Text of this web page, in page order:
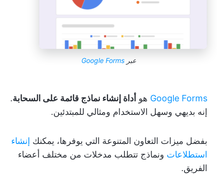
عبرGoogle Forms
Google Forms هو أداة إنشاء نماذج قائمة على السحابة.
إنه بديهي وسهل الاستخدام ومثالي للمبتدئين.
بفضل ميزات التعاون المتنوعة التي يوفرها، يمكنك إنشاء
استطلاعات ونماذج تتطلب مدخلات من مختلف أعضاء
الفريق.